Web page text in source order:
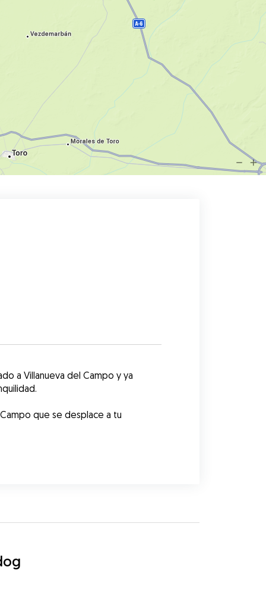
a Villanueva del Campo y ya
que se desplace a tu